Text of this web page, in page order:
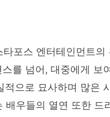
포스 엔터테인먼트
를 넘어, 대중에게 보
으로 묘사하며 많은
우들의 열연 또한 드